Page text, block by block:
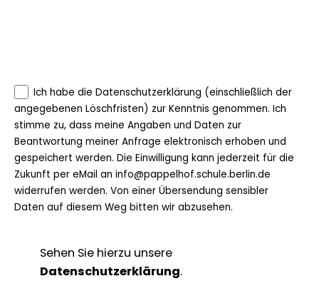
Ich habe die Datenschutzerklärung (einschließlich der
angegebenen Löschfristen) zur Kenntnis genommen. Ich
stimme zu, dass meine Angaben und Daten zur
Beantwortung meiner Anfrage elektronisch erhoben und
gespeichert werden. Die Einwilligung kann jederzeit für die
Zukunft per eMail an info@pappelhof.schule.berlin.de
widerrufen werden. Von einer Übersendung sensibler
Daten auf diesem Weg bitten wir abzusehen.
Sehen Sie hierzu unsere
Datenschutzerklärung.